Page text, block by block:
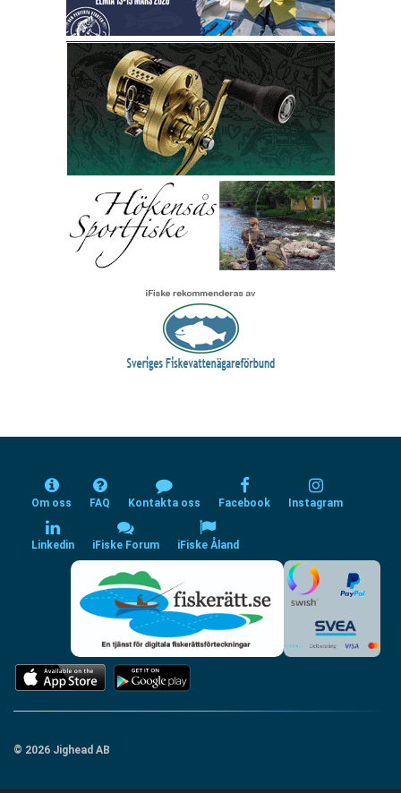
Om oss FAQ Kontakta oss Facebook Instagram
Linkedin iFiske Forum iFiske Åland
© 2026 Jighead AB